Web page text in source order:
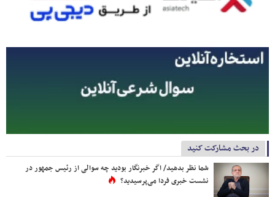
در بحث مشارکت کنید
شما نظر بدهید/ اگر خبرنگار بودید چه سوالی از رئیس جمهور در
نشست خبری فردا می‌پرسیدید؟